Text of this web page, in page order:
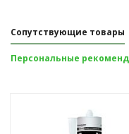
Сопутствующие товары
Персональные